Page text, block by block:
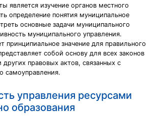
является изучение органов местного
определение понятия муниципальное
основные задачи муниципального
муниципального управления.
принципиальное значение для правильного
собой основу для всех законов
правовых актов, связанных с
самоуправления.
управления ресурсами
образования